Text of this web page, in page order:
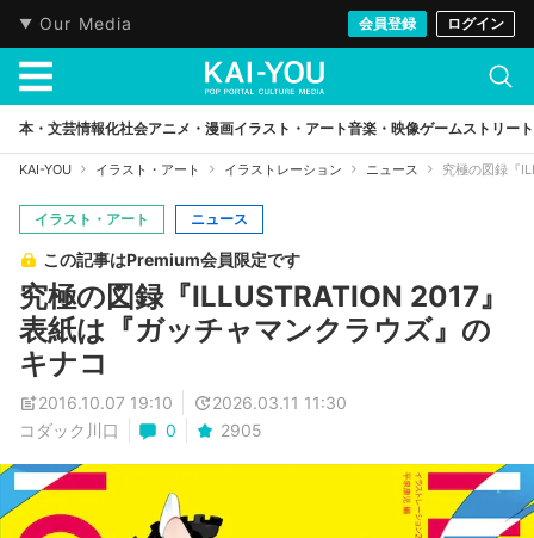
Our Media 会員登録 ログイン
本・文芸情報化社会アニメ・漫画イラスト・アート音楽・映像ゲームストリート
KAI-YOU イラスト・アート イラストレーション ニュース 究極の図録『
イラスト・アート ニュース
この記事はPremium会員限定です
究極の図録『ILLUSTRATION 2017』
表紙は『ガッチャマンクラウズ』の
キナコ
2016.10.07 19:10
2026.03.11 11:30
コダック川口
0 2905